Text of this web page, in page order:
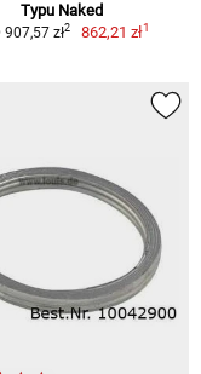
Typu Naked
907,57 zł2 862,21 zł1